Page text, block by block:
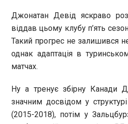
Джонатан Девід яскраво
віддав цьому клубу п’ять
Такий прогрес не залишився
однак адаптація в
матчах.
Ну а тренує збірну Канади
значним досвідом у
(2015-2018), потім у